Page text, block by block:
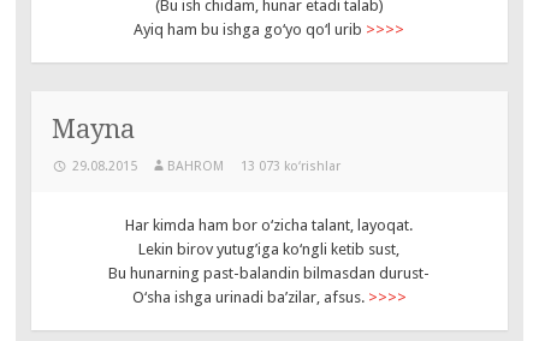
(Bu ish chidam, hunar etadi talab)
Ayiq ham bu ishga go‘yo qo‘l urib >>>>
Mayna
29.08.2015 BAHROM 13 073 ko‘rishlar
Har kimda ham bor o‘zicha talant, layoqat.
Lekin birov yutug’iga ko‘ngli ketib sust,
Bu hunarning past-balandin bilmasdan durust-
O‘sha ishga urinadi ba’zilar, afsus. >>>>